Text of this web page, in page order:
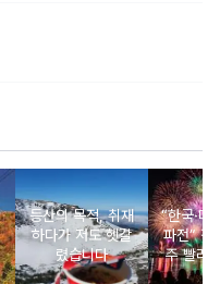
등산의 목적, 취재
하다가 저도 헷갈
렸습니다
“한국·미
파전” 작년보다 3
주 빨라
서울세계